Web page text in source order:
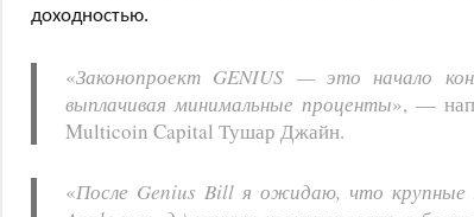
доходностью.
«Законопроект GENIUS — это начало
выплачивая минимальные проценты», —
Multicoin Capital Тушар Джайн.
«После Genius Bill я ожидаю, что крупные